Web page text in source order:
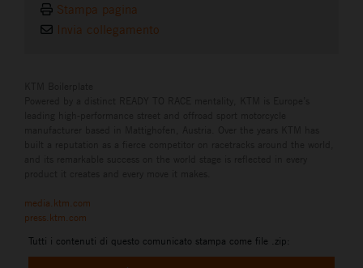
Stampa pagina
Invia collegamento
media.ktm.com
press.ktm.com
Tutti i contenuti di questo comunicato stampa come file .zip: